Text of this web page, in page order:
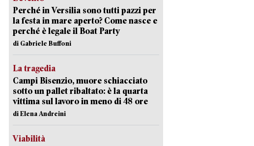
Perché in Versilia sono tutti pazzi per
la festa in mare aperto? Come nasce e
perché è legale il Boat Party
di Gabriele Buffoni
La tragedia
Campi Bisenzio, muore schiacciato
sotto un pallet ribaltato: è la quarta
vittima sul lavoro in meno di 48 ore
di Elena Andreini
Viabilità